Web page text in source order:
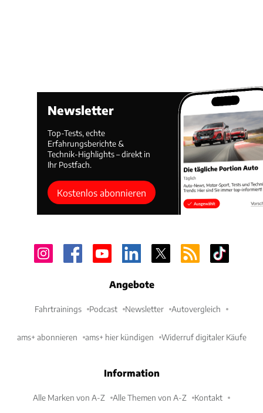
Newsletter
Top-Tests, echte
Erfahrungsberichte &
Technik-Highlights – direkt in
Ihr Postfach.
Kostenlos abonnieren
Angebote
Fahrtrainings Podcast Newsletter Autovergleich
ams+ abonnieren ams+ hier kündigen Widerruf digitaler Käufe
Information
Alle Marken von A-Z Alle Themen von A-Z Kontakt